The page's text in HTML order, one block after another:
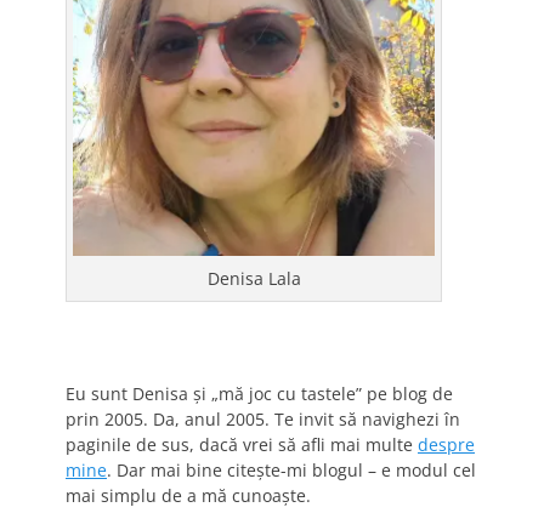
Denisa Lala
Eu sunt Denisa și „mă joc cu tastele” pe blog de
prin 2005. Da, anul 2005. Te invit să navighezi în
paginile de sus, dacă vrei să afli mai multe despre
mine. Dar mai bine citește-mi blogul – e modul cel
mai simplu de a mă cunoaște.